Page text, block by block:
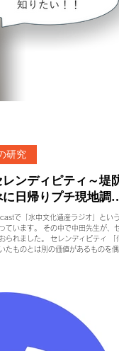
では確認できない。『戦史叢書本
地防空配備要図によれば、1944年
が確認できるものである。 愛知県
みれば、高射砲台としては新しい部
レンディピティ～堤防
日帰りプチ現地調査
で「水中文化遺産ラジオ」という
ています。 その中で中田先生が、セ
られました。 セレンディピティ 「
たものとは別の価値があるものを偶
ス分野では、一番有名なのはペニシ
宇宙マイクロ波背景放射とか、白川
ろう。 全然、関係ないようなことで
ていれば、 見えないものも見える
の事例を胸に抱えて、 バタやんが
たい！」っていうから、 わざわざ仕
研究